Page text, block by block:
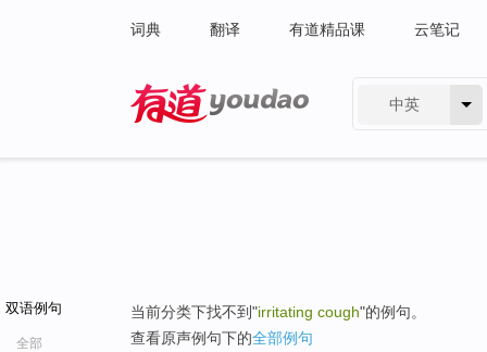
词典 翻译 有道精品课 云笔记
中英
双语例句
全部
当前分类下找不到"irritating cough"的例句。
查看原声例句下的全部例句